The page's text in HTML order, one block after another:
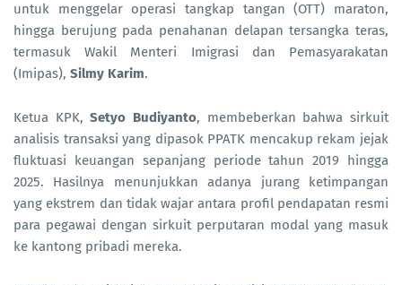
untuk menggelar operasi tangkap tangan (OTT) maraton,
hingga berujung pada penahanan delapan tersangka teras,
termasuk Wakil Menteri Imigrasi dan Pemasyarakatan
(Imipas), Silmy Karim.
Ketua KPK,Setyo Budiyanto, membeberkan bahwa sirkuit
analisis transaksi yang dipasok PPATK mencakup rekam jejak
fluktuasi keuangan sepanjang periode tahun 2019 hingga
2025. Hasilnya menunjukkan adanya jurang ketimpangan
yang ekstrem dan tidak wajar antara profil pendapatan resmi
para pegawai dengan sirkuit perputaran modal yang masuk
ke kantong pribadi mereka.